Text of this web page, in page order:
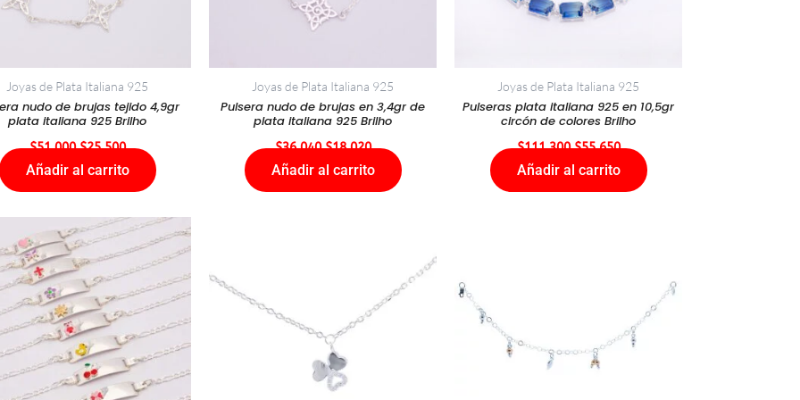
Joyas de Plata Italiana 925
nudo de brujas tejido 4,9gr
plata italiana 925 Brilho
$51.000 $25.500
Añadir al carrito
Joyas de Plata Italiana 925
Pulsera nudo de brujas en 3,4gr de
plata italiana 925 Brilho
$36.040 $18.020
Añadir al carrito
Joyas de Plata Italiana 925
Pulseras plata italiana 925 en 10,5gr
circón de colores Brilho
$111.300 $55.650
Añadir al carrito